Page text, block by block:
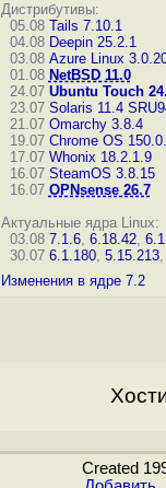
Дистрибутивы:
05.08 Tails 7.10.1
04.08 Deepin 25.2.1
03.08 Azure Linux
01.08 NetBSD 11.0
24.07 Ubuntu Touch
23.07 Solaris 11.4
21.07 Omarchy 3.8.4
19.07 Chrome OS
17.07 Whonix 18.2.1.9
16.07 SteamOS 3.8.15
16.07 OPNsense 26.7
Актуальные ядра Linux:
03.08 7.1.6, 6.18.42,
30.07 6.1.180, 5.15.213,
Изменения в ядре 7.2
Created